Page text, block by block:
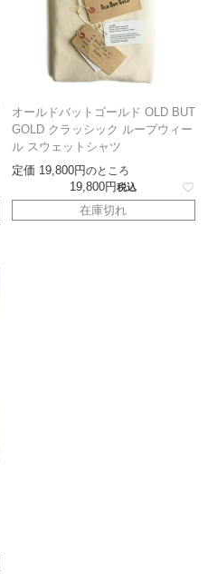
オールドバットゴールド OLD BUT
GOLD クラッシック ループウィー
ル スウェットシャツ
定価 19,800 のところ
19,800 税込
在庫切れ